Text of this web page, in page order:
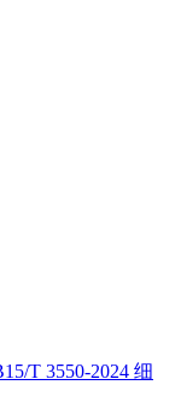
T 3550-2024 细